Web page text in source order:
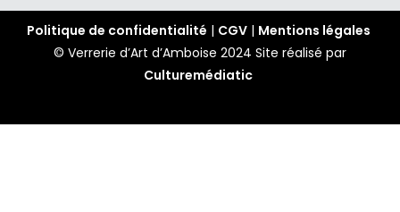
Politique de confidentialité | CGV | Mentions légales
© Verrerie d’Art d’Amboise 2024 Site réalisé par
Culturemédiatic